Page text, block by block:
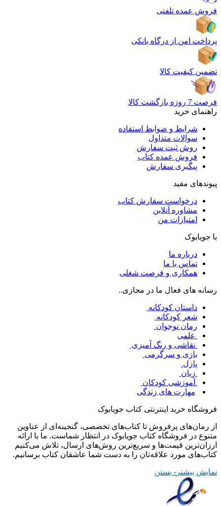
فروش عمده تلفنی
پرداخت امن از درگاه بانکی
تضمین کیفیت کالا
فرصت 7 روزه بازگشت کالا
راهنمای خرید
شرایط و ضوابط استفاده
سوالات متداول
روش ثبت سفارش
فروش عمده کتاب
پیگیری سفارش
پیوندهای مفید
درخواست سفارش کتاب
مشاوره آنلاین
امتیازات من
با جویابوک
درباره ما
تماس با ما
همکاری و فرصت شغلی
رسانه های فعال ما در مجازی..
داستان کودکانه
شعر کودکانه
رمان نوجوان
علمی
نقاشی و رنگ آمیزی
بازی و سرگرمی
پازل
زبان
آموزشی کودکان
مهارت های زندگی
فروشگاه خرید اینترنتی کتاب جویابوک
از رمان‌های پرفروش تا کتاب‌های تخصصی، گنجینه‌ای از عناوین
متنوع در فروشگاه کتاب جویابوک در انتظار شماست. ما با ارائه
ارزان‌ترین قیمت‌ها و سریع‌ترین روش‌های ارسال، تلاش می‌کنیم
کتاب‌های مورد علاقه‌تان را به دست شما عاشقان کتاب برسانیم.
نمایش بیشتر - بستن